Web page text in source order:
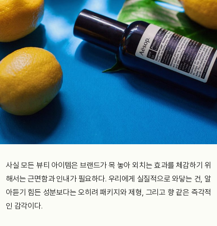
사실 모든 뷰티 아이템은 브랜드가 목 놓아 외치는 효과를 체감하기 위
해서는 근면함과 인내가 필요하다. 우리에게 실질적으로 와닿는 건, 알
아듣기 힘든 성분보다는 오히려 패키지와 제형, 그리고 향 같은 즉각적
인 감각이다.